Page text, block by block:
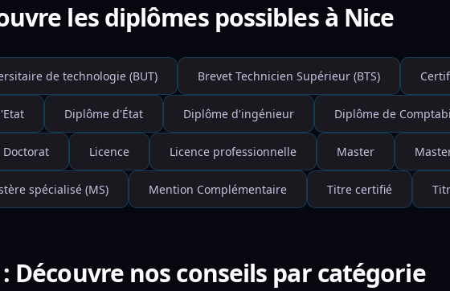
les diplômes possibles à Nice
de technologie (BUT) Brevet Technicien Supérieur (BTS)
Diplôme d'État Diplôme d'ingénieur Diplôme de
Doctorat Licence Licence professionnelle Master
spécialisé (MS) Mention Complémentaire Titre certifié
Découvre nos conseils par catégorie